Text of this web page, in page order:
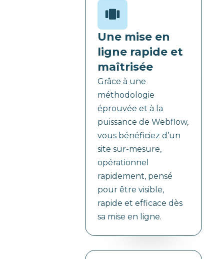
Une mise en
ligne rapide et
maîtrisée
Grâce à une
méthodologie
éprouvée et à la
puissance de Webflow,
vous bénéficiez d’un
site sur-mesure,
opérationnel
rapidement, pensé
pour être visible,
rapide et efficace dès
sa mise en ligne.